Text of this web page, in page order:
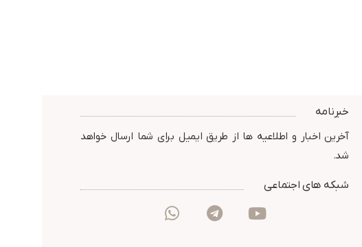
خبرنامه
آخرین اخبار و اطلاعیه ها از طریق ایمیل برای شما ارسال خواهد
شد.
شبکه های اجتماعی